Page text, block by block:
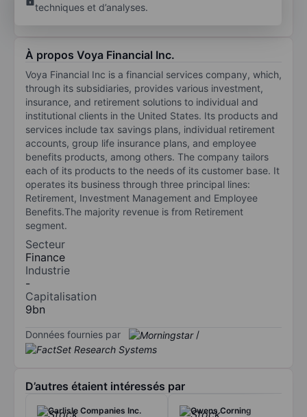
techniques et d’analyses.
À propos Voya Financial Inc.
Voya Financial Inc is a financial services company, which,
through its subsidiaries, provides various investment,
insurance, and retirement solutions to individual and
institutional clients in the United States. Its products and
services include tax savings plans, individual retirement
accounts, group life insurance plans, and employee
benefits products, among others. The company tailors
each of its products to the needs of its customer base. It
operates its business through three principal lines:
Retirement, Investment Management and Employee
Benefits.The majority revenue is from Retirement
segment.
Secteur
Finance
Industrie
-
Capitalisation
9bn
Données fournies par /
D’autres étaient intéressés par
Carlisle Companies Inc. Owens Corning